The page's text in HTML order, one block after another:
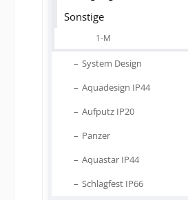
Sonstige
1-M
System Design
Aquadesign IP44
Aufputz IP20
Panzer
Aquastar IP44
Schlagfest IP66